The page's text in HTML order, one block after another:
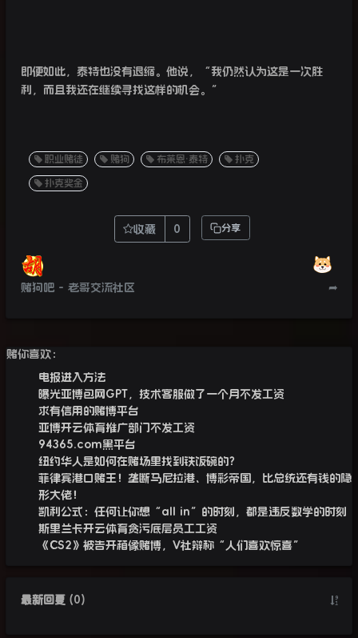
即便如此，泰特也没有退缩。他说，“我仍然认为这是一次胜
利，而且我还在继续寻找这样的机会。”
职业赌徒 赌狗 布莱恩·泰特 扑克
扑克奖金
收藏 0 分享
赌狗吧 - 老哥交流社区 ➦
赌你喜欢：
电报进入方法
曝光亚博包网GPT，技术客服做了一个月不发工资
求有信用的赌博平台
亚博开云体育推广部门不发工资
94365.com黑平台
纽约华人是如何在赌场里找到铁饭碗的？
菲律宾港口赌王！垄断马尼拉港、博彩帝国，比总统还有钱的隐
形大佬！
凯利公式：任何让你想“all in”的时刻，都是违反数学的时刻
斯里兰卡开云体育贪污底层员工工资
《CS2》被告开箱像赌博，V社辩称“人们喜欢惊喜”
最新回复 (0 )